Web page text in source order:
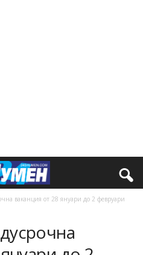
ваканция от 28 януари до 2 февруари